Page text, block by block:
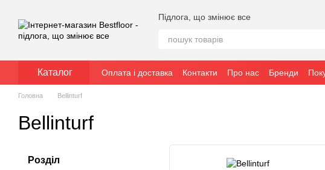
Підлога, що змінює все
Каталог Оплата і доставка Контакти Про нас Бренди
Головна Bellinturf
Bellinturf
Розділ